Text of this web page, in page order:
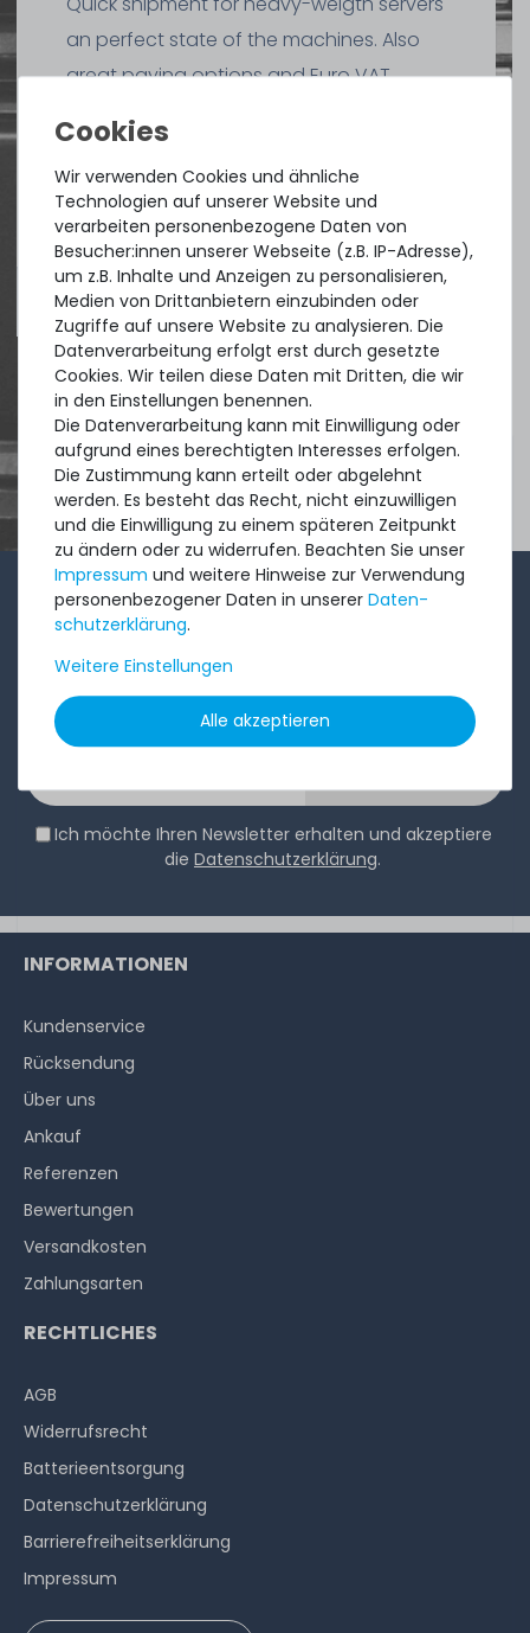
an perfect state of the machines. Also
great paying options and Euro VAT
ausTres Cantos
4.96 /5.00aus8.500Bewertungen
1-2x im Monat sendet André aus dem Vertriebsteam
eine kurze, knackige Mail mit Angeboten, neu
eingetroffenen Produkten und Informationen, die Sie
interessieren könnten. Probieren Sie's!
Ich möchte Ihren Newsletter erhalten und akzeptiere
die Datenschutzerklärung.
Wir verwenden Cookies und ähnliche
Technologien auf unserer Website und
verarbeiten personenbezogene Daten von
Besucher:innen unserer Webseite (z.B. IP-Adresse),
um z.B. Inhalte und Anzeigen zu personalisieren,
Medien von Drittanbietern einzubinden oder
Zugriffe auf unsere Website zu analysieren. Die
Datenverarbeitung erfolgt erst durch gesetzte
Cookies. Wir teilen diese Daten mit Dritten, die wir
in den Einstellungen benennen.
Die Datenverarbeitung kann mit Einwilligung oder
aufgrund eines berechtigten Interesses erfolgen.
Die Zustimmung kann erteilt oder abgelehnt
werden. Es besteht das Recht, nicht einzuwilligen
und die Einwilligung zu einem späteren Zeitpunkt
zu ändern oder zu widerrufen. Beachten Sie unser
Impressum und weitere Hinweise zur Verwendung
personenbezogener Daten in unserer Daten­
schutz­erklärung.
Weitere Einstellungen
Alle akzeptieren
INFORMATIONEN
Kundenservice
Rücksendung
Über uns
Ankauf
Referenzen
Bewertungen
Versandkosten
Zahlungsarten
RECHTLICHES
AGB
Widerrufs­recht
Batterieentsorgung
Datenschutzerklärung
Barrierefreiheitserklärung
Impressum